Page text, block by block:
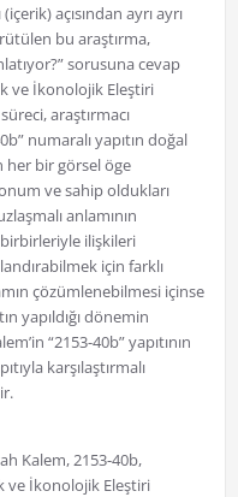
açısından ayrı ayrı
bu araştırma,
sorusuna cevap
ve İkonolojik Eleştiri
araştırmacı
numaralı yapıtın doğal
her bir görsel öge
ve sahip oldukları
anlamının
ilişkileri
için farklı
çözümlenebilmesi içinse
yapıldığı dönemin
“2153-40b” yapıtının
karşılaştırmalı
Kalem, 2153-40b,
ve İkonolojik Eleştiri